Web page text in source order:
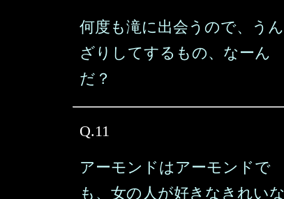
何度も滝に出会うので、うん
ざりしてするもの、なーん
だ？
Q.11
アーモンドはアーモンドで
も、女の人が好きなきれいな